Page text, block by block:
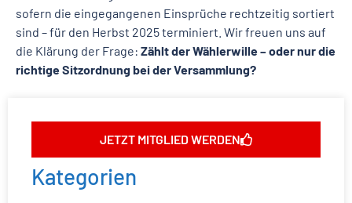
sofern die eingegangenen Einsprüche rechtzeitig sortiert
sind – für den Herbst 2025 terminiert. Wir freuen uns auf
die Klärung der Frage: Zählt der Wählerwille – oder nur die
richtige Sitzordnung bei der Versammlung?
JETZT MITGLIED WERDEN
Kategorien